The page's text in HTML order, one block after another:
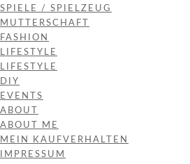
SPIELE / SPIELZEUG
MUTTERSCHAFT
FASHION
LIFESTYLE
LIFESTYLE
DIY
EVENTS
ABOUT
ABOUT ME
MEIN KAUFVERHALTEN
IMPRESSUM